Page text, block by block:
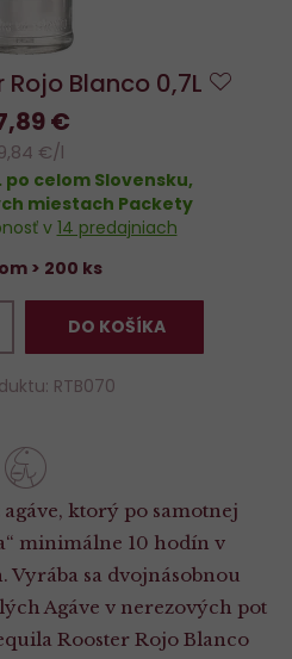
Blanco 0,7L
ktorý po samotnej
minimálne 10 hodín v
Vyrába sa dvojnásobnou
Agáve v nerezových pot
Rooster Rojo Blanco
€
€/l
po celom Slovensku,
miestach Packety
v 14 predajniach
> 200 ks
DO KOŠÍKA
RTB070